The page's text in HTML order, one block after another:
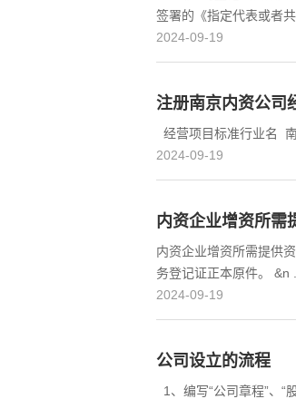
签署的《指定代表或者
2024-09-19
注册南京内资公司
经营项目标准行业名
2024-09-19
内资企业增资所需
内资企业增资所需提供
务登记证正本原件。 &n ...
2024-09-19
公司设立的流程
1、编写“公司章程”、